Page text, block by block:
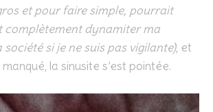
et pour faire simple, pourrait
complètement dynamiter ma
si je ne suis pas vigilante), et
la sinusite s’est pointée.